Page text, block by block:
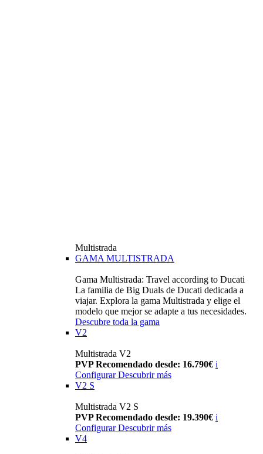
Multistrada
GAMA MULTISTRADA
Gama Multistrada: Travel according to Ducati
La familia de Big Duals de Ducati dedicada a
viajar. Explora la gama Multistrada y elige el
modelo que mejor se adapte a tus necesidades.
Descubre toda la gama
V2
Multistrada V2
PVP Recomendado desde: 16.790€ i
Configurar Descubrir más
V2 S
Multistrada V2 S
PVP Recomendado desde: 19.390€ i
Configurar Descubrir más
V4